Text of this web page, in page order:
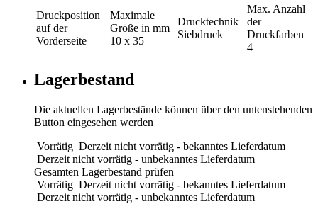
Druckposition
auf der
Vorderseite
Maximale
Größe in mm
10 x 35
Drucktechnik
Siebdruck
Max. Anzahl
der
Druckfarben
4
Lagerbestand
Die aktuellen Lagerbestände können über den untenstehenden
Button eingesehen werden
Vorrätig Derzeit nicht vorrätig - bekanntes Lieferdatum
Derzeit nicht vorrätig - unbekanntes Lieferdatum
Gesamten Lagerbestand prüfen
Vorrätig Derzeit nicht vorrätig - bekanntes Lieferdatum
Derzeit nicht vorrätig - unbekanntes Lieferdatum